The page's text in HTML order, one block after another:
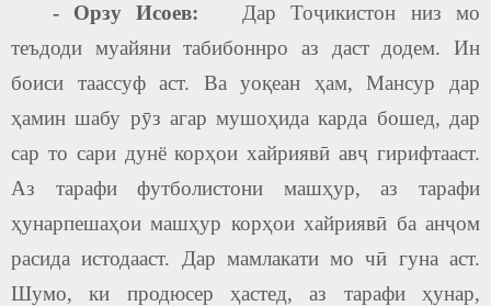
-
Орзу Исоев: Дар Тоҷикистон низ мо
теъдоди муайяни табибоннро аз даст додем. Ин
боиси таассуф аст. Ва уоқеан ҳам, Мансур дар
ҳамин шабу рӯз агар мушоҳида карда бошед, дар
сар то сари дунё корҳои хайриявӣ авҷ гирифтааст.
Аз тарафи футболистони машҳур, аз тарафи
ҳунарпешаҳои машҳур корҳои хайриявӣ ба анҷом
расида истодааст. Дар мамлакати мо чӣ гуна аст.
Шумо, ки продюсер ҳастед, аз тарафи ҳунар,